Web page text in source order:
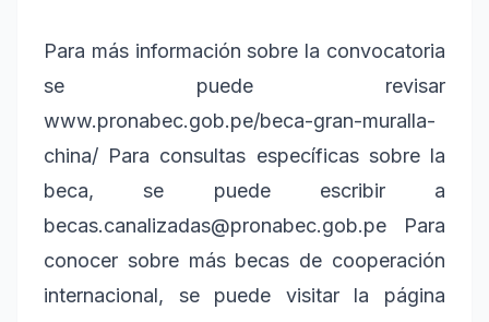
Para más información sobre la convocatoria
se puede revisar
www.pronabec.gob.pe/beca-gran-muralla-
china/ Para consultas específicas sobre la
beca, se puede escribir a
becas.canalizadas@pronabec.gob.pe Para
conocer sobre más becas de cooperación
internacional, se puede visitar la página